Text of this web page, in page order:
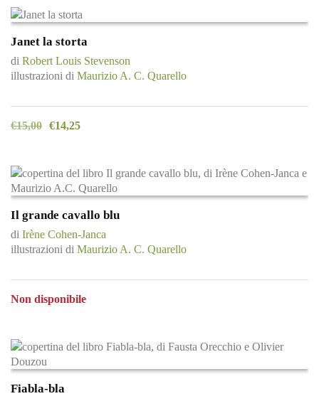
Janet la storta
di Robert Louis Stevenson
illustrazioni di Maurizio A. C. Quarello
€15,00 €14,25
Il grande cavallo blu
di Irène Cohen-Janca
illustrazioni di Maurizio A. C. Quarello
Non disponibile
Fiabla-bla